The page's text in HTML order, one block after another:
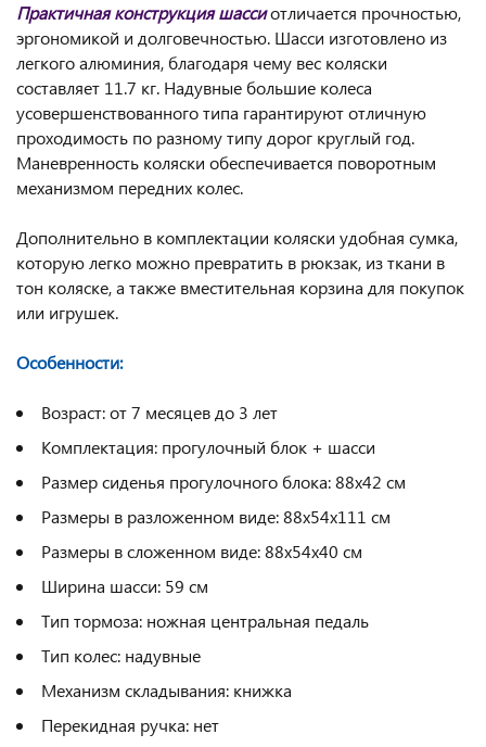
Практичная конструкция шассиотличается прочностью,
эргономикой и долговечностью. Шасси изготовлено из
легкого алюминия, благодаря чему вес коляски
составляет 11.7 кг. Надувные большие колеса
усовершенствованного типа гарантируют отличную
проходимость по разному типу дорог круглый год.
Маневренность коляски обеспечивается поворотным
механизмом передних колес.
Дополнительно в комплектации коляски удобная сумка,
которую легко можно превратить в рюкзак, из ткани в
тон коляске, а также вместительная корзина для покупок
или игрушек.
Особенности:
Возраст: от 7 месяцев до 3 лет
Комплектация: прогулочный блок + шасси
Размер сиденья прогулочного блока: 88x42 см
Размеры в разложенном виде: 88x54x111 см
Размеры в сложенном виде: 88x54x40 см
Ширина шасси: 59 см
Тип тормоза: ножная центральная педаль
Тип колес: надувные
Механизм складывания: книжка
Перекидная ручка: нет